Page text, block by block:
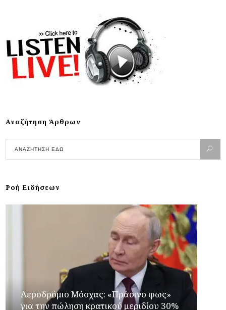
Αναζήτηση Άρθρων
Ροή Ειδήσεων
Αεροδρόμιο Μόσχας: «Πράσινο φως»
για την πώληση κρατικού μεριδίου 30%